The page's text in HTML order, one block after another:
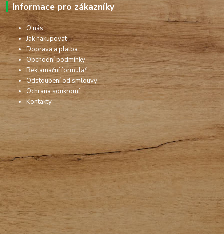
Informace pro zákazníky
O nás
Jak nakupovat
Doprava a platba
Obchodní podmínky
Reklamační formulář
Odstoupení od smlouvy
Ochrana soukromí
Kontakty